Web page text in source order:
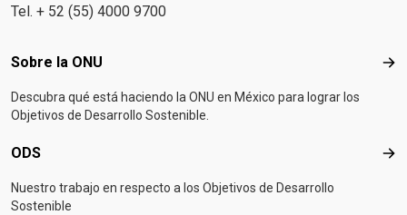
Tel. + 52 (55) 4000 9700
Footer menu
Sobre la ONU
Descubra qué está haciendo la ONU en México para lograr los
Objetivos de Desarrollo Sostenible.
ODS
Nuestro trabajo en respecto a los Objetivos de Desarrollo
Sostenible